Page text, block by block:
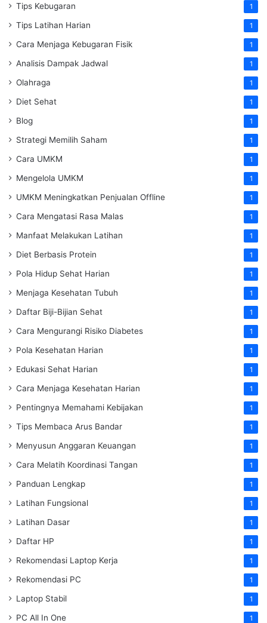
Tips Kebugaran 1
Tips Latihan Harian 1
Cara Menjaga Kebugaran Fisik 1
Analisis Dampak Jadwal 1
Olahraga 1
Diet Sehat 1
Blog 1
Strategi Memilih Saham 1
Cara UMKM 1
Mengelola UMKM 1
UMKM Meningkatkan Penjualan Offline 1
Cara Mengatasi Rasa Malas 1
Manfaat Melakukan Latihan 1
Diet Berbasis Protein 1
Pola Hidup Sehat Harian 1
Menjaga Kesehatan Tubuh 1
Daftar Biji-Bijian Sehat 1
Cara Mengurangi Risiko Diabetes 1
Pola Kesehatan Harian 1
Edukasi Sehat Harian 1
Cara Menjaga Kesehatan Harian 1
Pentingnya Memahami Kebijakan 1
Tips Membaca Arus Bandar 1
Menyusun Anggaran Keuangan 1
Cara Melatih Koordinasi Tangan 1
Panduan Lengkap 1
Latihan Fungsional 1
Latihan Dasar 1
Daftar HP 1
Rekomendasi Laptop Kerja 1
Rekomendasi PC 1
Laptop Stabil 1
PC All In One 1